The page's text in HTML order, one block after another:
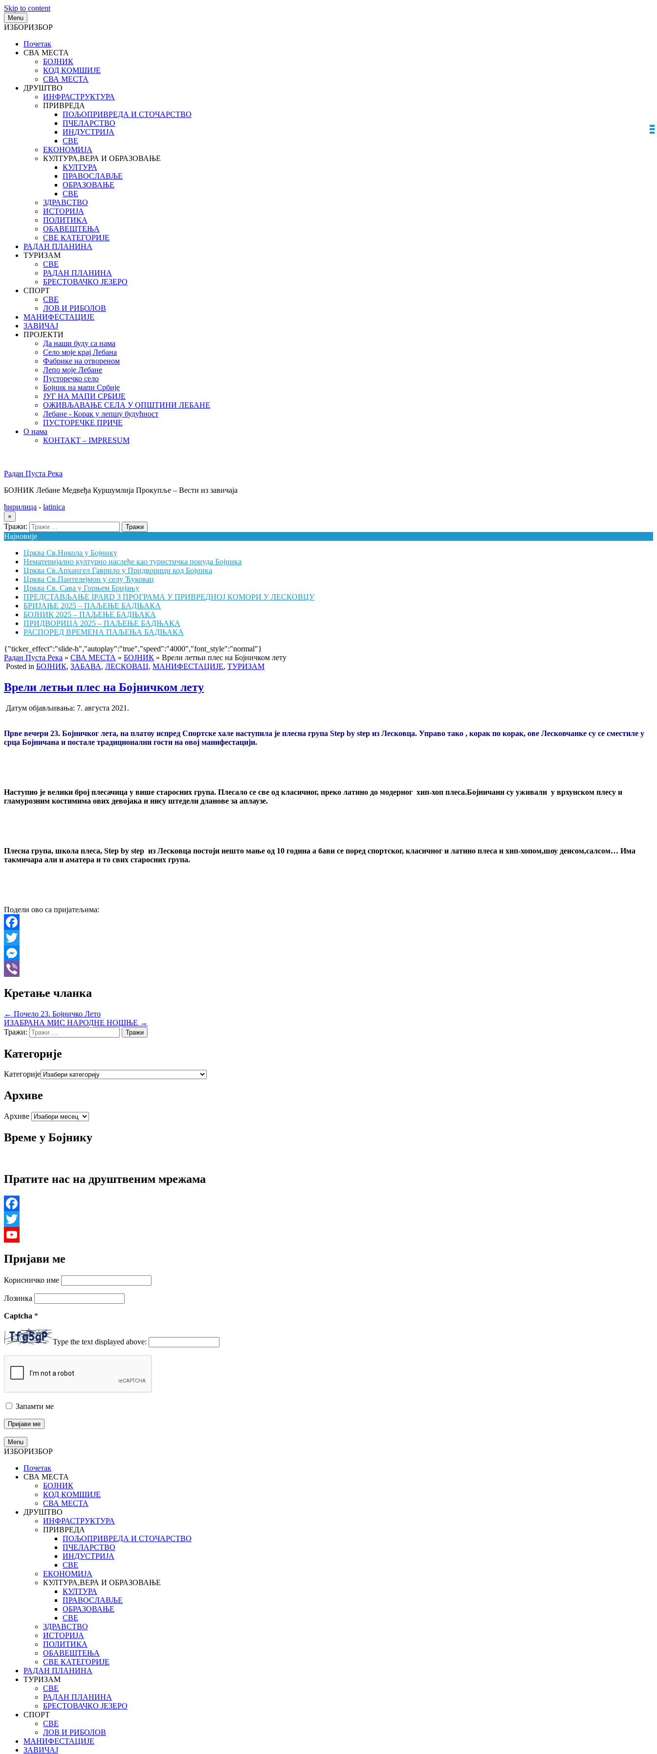
Skip to content
Menu
ИЗБОРИЗБОР
Почетак
СВА МЕСТА
БОЈНИК
КОД КОМШИЈЕ
СВА МЕСТА
ДРУШТВО
ИНФРАСТРУКТУРА
ПРИВРЕДА
ПОЉОПРИВРЕДА И СТОЧАРСТВО
ПЧЕЛАРСТВО
ИНДУСТРИЈА
СВЕ
ЕКОНОМИЈА
КУЛТУРА,ВЕРА И ОБРАЗОВАЊЕ
КУЛТУРА
ПРАВОСЛАВЉЕ
ОБРАЗОВАЊЕ
СВЕ
ЗДРАВСТВО
ИСТОРИЈА
ПОЛИТИКА
ОБАВЕШТЕЊА
СВЕ КАТЕГОРИЈЕ
РАДАН ПЛАНИНА
ТУРИЗАМ
СВЕ
РАДАН ПЛАНИНА
БРЕСТОВАЧКО ЈЕЗЕРО
СПОРТ
СВЕ
ЛОВ И РИБОЛОВ
МАНИФЕСТАЦИЈЕ
ЗАВИЧАЈ
ПРОЈЕКТИ
Да наши буду са нама
Село моје крај Лебана
Фабрике на отвореном
Лепо моје Лебане
Пусторечко село
Бојник на мапи Србије
ЈУГ НА МАПИ СРБИЈЕ
ОЖИВЉАВАЊЕ СЕЛА У ОПШТИНИ ЛЕБАНЕ
Лебане - Корак у лепшу будућност
ПУСТОРЕЧКЕ ПРИЧЕ
О нама
КОНТАКТ – IMPRESUM
Радан Пуста Река
БОЈНИК Лебане Медвеђа Куршумлија Прокупље – Вести из завичаја
ћирилица - latinica
×
Тражи:
Најновије
Црква Св.Никола у Бојнику
Нематеријално културно наслеђе као туристичка понуда Бојника
Црква Св.Архангел Гаврило у Придворици код Бојника
Црква Св.Пантелејмон у селу Ћуковац
Црква Св. Сава у Горњем Бријању
ПРЕДСТАВЉАЊЕ IPARD 3 ПРОГРАМА У ПРИВРЕДНОЈ КОМОРИ У ЛЕСКОВЦУ
БРИЈАЊЕ 2025 – ПАЉЕЊЕ БАДЊАКА
БОЈНИК 2025 – ПАЉЕЊЕ БАДЊАКА
ПРИДВОРИЦА 2025 – ПАЉЕЊЕ БАДЊАКА
РАСПОРЕД ВРЕМЕНА ПАЉЕЊА БАДЊАКА
{"ticker_effect":"slide-h","autoplay":"true","speed":"4000","font_style":"normal"}
Радан Пуста Река » СВА МЕСТА » БОЈНИК » Врели летњи плес на Бојничком лету
Posted in БОЈНИК, ЗАБАВА, ЛЕСКОВАЦ, МАНИФЕСТАЦИЈЕ, ТУРИЗАМ
Врели летњи плес на Бојничком лету
Датум објављивања: 7. августа 2021.
Прве вечери 23. Бојничког лета, на платоу испред Спортске хале наступила је плесна група Step by step из Лесковца. Управо тако , корак по корак, ове Лесковчанке су се сместиле у
срца Бојничана и постале традиционални гости на овој манифестацији.
Наступио је велики број плесачица у више старосних група. Плесало се све од класичног, преко латино до модерног хип-хоп плеса.Бојничани су уживали у врхунском плесу и
гламурозним костимима ових девојака и нису штедели дланове за аплаузе.
Плесна група, школа плеса, Step by step из Лесковца постоји нешто мање од 10 година а бави се поред спортског, класичног и латино плеса и хип-хопом,шоу денсом,салсом… Има
такмичара али и аматера и то свих старосних група.
Подели ово са пријатељима:
Facebook
Twitter
Messenger
Кретање чланка
← Почело 23. Бојничко Лето
ИЗАБРАНА МИС НАРОДНЕ НОШЊЕ →
Тражи:
Категорије
Категорије
Архиве
Архиве
Време у Бојнику
Пратите нас на друштвеним мрежама
Facebook
Twitter
Channel
Пријави ме
Корисничко име
Лозинка
Captcha *
Type the text displayed above:
Запамти ме
Menu
ИЗБОРИЗБОР
Почетак
СВА МЕСТА
БОЈНИК
КОД КОМШИЈЕ
СВА МЕСТА
ДРУШТВО
ИНФРАСТРУКТУРА
ПРИВРЕДА
ПОЉОПРИВРЕДА И СТОЧАРСТВО
ПЧЕЛАРСТВО
ИНДУСТРИЈА
СВЕ
ЕКОНОМИЈА
КУЛТУРА,ВЕРА И ОБРАЗОВАЊЕ
КУЛТУРА
ПРАВОСЛАВЉЕ
ОБРАЗОВАЊЕ
СВЕ
ЗДРАВСТВО
ИСТОРИЈА
ПОЛИТИКА
ОБАВЕШТЕЊА
СВЕ КАТЕГОРИЈЕ
РАДАН ПЛАНИНА
ТУРИЗАМ
СВЕ
РАДАН ПЛАНИНА
БРЕСТОВАЧКО ЈЕЗЕРО
СПОРТ
СВЕ
ЛОВ И РИБОЛОВ
МАНИФЕСТАЦИЈЕ
ЗАВИЧАЈ